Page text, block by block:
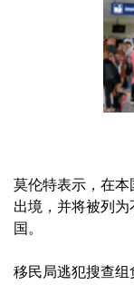
莫伦特表示，在
出境，并将被列
国。
移民局逃犯搜查组